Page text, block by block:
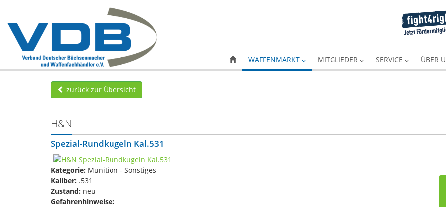
WAFFENMARKT MITGLIEDER SERVICE ÜBER
zurück zur Übersicht
H&N
Spezial-Rundkugeln Kal.531
Kategorie: Munition - Sonstiges
Kaliber: .531
Zustand: neu
Gefahrenhinweise: